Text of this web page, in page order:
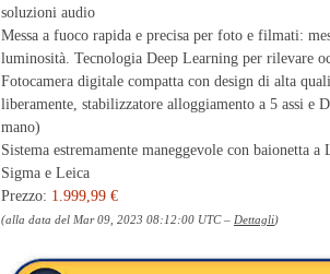
soluzioni audio
Messa a fuoco rapida e precisa per foto e filmati:
luminosità. Tecnologia Deep Learning per rilevare
Fotocamera digitale compatta con design di alta
liberamente, stabilizzatore alloggiamento a 5 assi
mano)
Sistema estremamente maneggevole con baionetta
Sigma e Leica
Prezzo: 1.999,99 €
(alla data del Mar 09, 2023 08:12:00 UTC – Dettagli)